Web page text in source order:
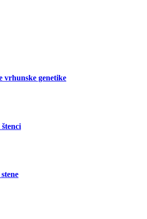
vrhunske genetike